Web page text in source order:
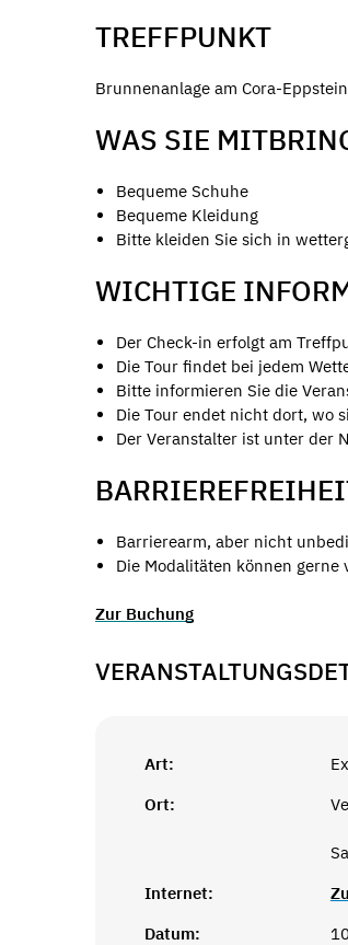
TREFFPUNKT
Brunnenanlage am Cora-
WAS SIE
Bequeme Schuhe
Bequeme Kleidung
Bitte kleiden Sie sich in
WICHTIGE
Der Check-in erfolgt am
Die Tour findet bei jedem
Bitte informieren Sie die
Die Tour endet nicht dort, wo
Der Veranstalter ist unter der
Barrierearm, aber nicht
Die Modalitäten können
Zur Buchung
Art:
Ort:
Internet:
Datum: